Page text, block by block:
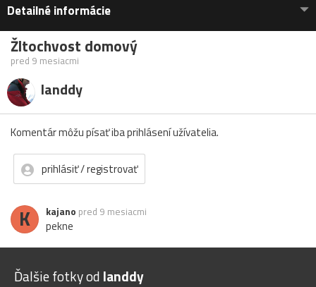
Detailné informácie
Žltochvost domový
pred 9 mesiacmi
landdy
Komentár môžu písať iba prihlásení užívatelia.
prihlásiť / registrovať
K kajano pred 9 mesiacmi
pekne
Ďalšie fotky od landdy